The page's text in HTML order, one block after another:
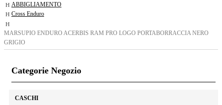
ABBIGLIAMENTO
Cross Enduro
MARSUPIO ENDURO ACERBIS RAM PRO LOGO PORTABORRACCIA NERO
GRIGIO
Categorie Negozio
CASCHI